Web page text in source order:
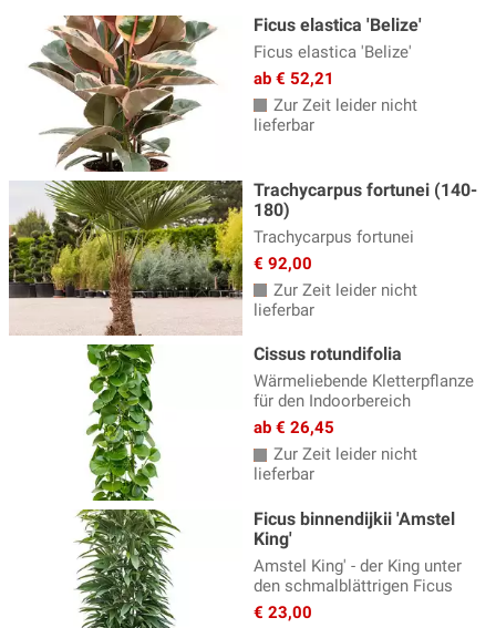
Ficus elastica 'Belize'
Ficus elastica 'Belize'
ab € 52,21
Zur Zeit leider nicht
lieferbar
Trachycarpus fortunei (140-
180)
Trachycarpus fortunei
€ 92,00
Zur Zeit leider nicht
lieferbar
Cissus rotundifolia
Wärmeliebende Kletterpflanze
für den Indoorbereich
ab € 26,45
Zur Zeit leider nicht
lieferbar
Ficus binnendijkii 'Amstel
King'
Amstel King' - der King unter
den schmalblättrigen Ficus
€ 23,00